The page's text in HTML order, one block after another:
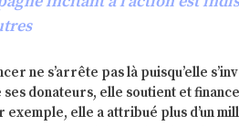
ne s’arrête pas là puisqu’elle
ses donateurs, elle soutient et
exemple, elle a attribué plus d’un